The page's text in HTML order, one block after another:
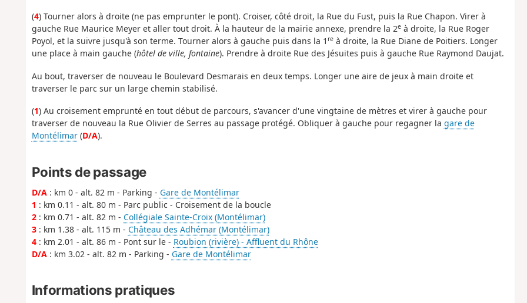
(4) Tourner alors à droite (ne pas emprunter le pont). Croiser, côté droit, la Rue du Fust, puis la Rue Chapon. Virer à
gauche Rue Maurice Meyer et aller tout droit. À la hauteur de la mairie annexe, prendre la 2eà droite, la Rue Roger
Poyol, et la suivre jusqu'à son terme. Tourner alors à gauche puis dans la 1 reà droite, la Rue Diane de Poitiers. Longer
une place à main gauche (hôtel de ville, fontaine). Prendre à droite Rue des Jésuites puis à gauche Rue Raymond Daujat.
Au bout, traverser de nouveau le Boulevard Desmarais en deux temps. Longer une aire de jeux à main droite et
traverser le parc sur un large chemin stabilisé.
(1) Au croisement emprunté en tout début de parcours, s'avancer d'une vingtaine de mètres et virer à gauche pour
traverser de nouveau la Rue Olivier de Serres au passage protégé. Obliquer à gauche pour regagner la gare de
Montélimar(D/A).
Points de passage
D/A: km 0 - alt. 82 m - Parking - Gare de Montélimar
1 : km 0.11 - alt. 80 m - Parc public - Croisement de la boucle
2: km 0.71 - alt. 82 m - Collégiale Sainte-Croix (Montélimar)
3: km 1.38 - alt. 115 m - Château des Adhémar (Montélimar)
4: km 2.01 - alt. 86 m - Pont sur le - Roubion (rivière) - Affluent du Rhône
D/A: km 3.02 - alt. 82 m - Parking - Gare de Montélimar
Informations pratiques